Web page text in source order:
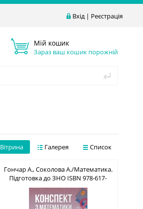
Вхід| Реєстрація
Мій кошик
Зараз ваш кошик порожній
Список
Галерея
Вітрина
Гончар А., Соколова А./Математика.
Підготовка до ЗНО ISBN 978-617-
8660-13-0